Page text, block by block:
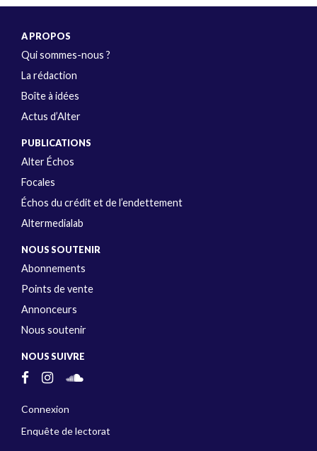
A PROPOS
Qui sommes-nous ?
La rédaction
Boîte à idées
Actus d’Alter
PUBLICATIONS
Alter Échos
Focales
Échos du crédit et de l’endettement
Altermedialab
NOUS SOUTENIR
Abonnements
Points de vente
Annonceurs
Nous soutenir
NOUS SUIVRE
Connexion
Enquête de lectorat